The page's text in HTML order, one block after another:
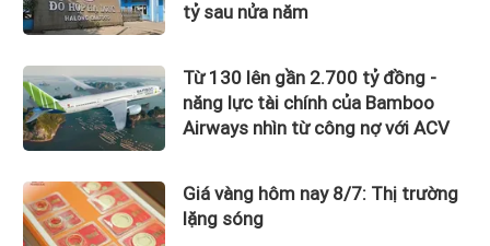
tỷ sau nửa năm
Từ 130 lên gần 2.700 tỷ đồng -
năng lực tài chính của Bamboo
Airways nhìn từ công nợ với ACV
Giá vàng hôm nay 8/7: Thị trường
lặng sóng